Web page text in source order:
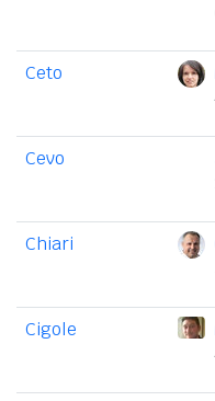
Ceto
Cevo
Chiari
Cigole